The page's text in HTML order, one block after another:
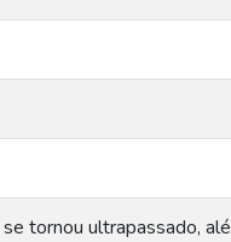
tornou ultrapassado,